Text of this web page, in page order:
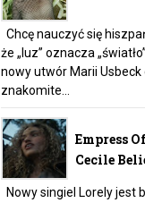
Chcę nauczyć się
że „luz” oznacza
nowy utwór Marii
znakomite...
Empress
Cecile
Nowy singiel Lorely jest